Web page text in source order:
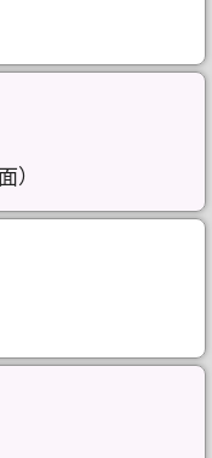
）